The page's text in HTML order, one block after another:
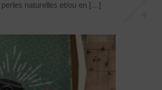
naturelles et/ou en […]